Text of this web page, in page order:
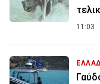
11:03